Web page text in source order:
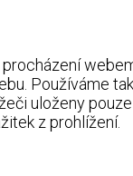
Používáme
uloženy
z prohlížení.